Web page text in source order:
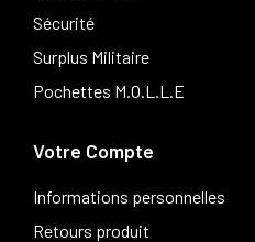
Sécurité
Surplus Militaire
Pochettes M.O.L.L.E
Votre Compte
Informations personnelles
Retours produit